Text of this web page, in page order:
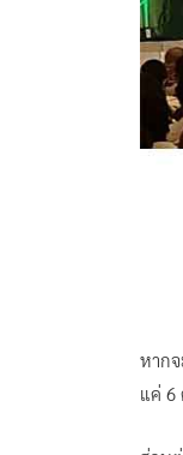
หาก
แค่ 6